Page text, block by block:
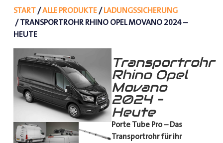
START/ALLE PRODUKTE/LADUNGSSICHERUNG
/ TRANSPORTROHR RHINO OPEL MOVANO 2024 –
HEUTE
Transportrohr
Rhino Opel
Movano
2024 –
Heute
Porte Tube Pro – Das
Transportrohr für ihr